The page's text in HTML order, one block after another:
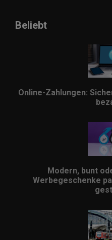
Beliebt
Online-Zahlungen:
Modern, bunt
Werbegeschenke